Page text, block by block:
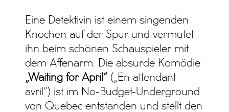
Eine Detektivin ist einem singenden
Knochen auf der Spur und vermutet
ihn beim schönen Schauspieler mit
dem Affenarm. Die absurde Komödie
„Waiting for April“ („En attendant
avril“) ist im No-Budget-Underground
von Quebec entstanden und stellt den